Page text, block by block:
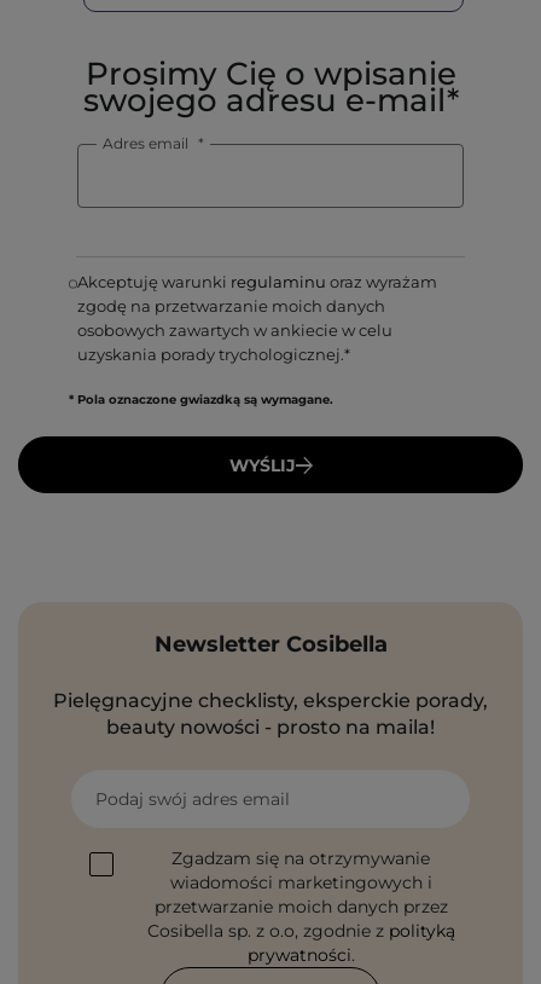
Prosimy Cię o wpisanie
swojego adresu e-mail*
Adres email
Akceptuję warunki regulaminuoraz wyrażam
zgodę na przetwarzanie moich danych
osobowych zawartych w ankiecie w celu
uzyskania porady trychologicznej.*
* Pola oznaczone gwiazdką są wymagane.
WYŚLIJ
Newsletter Cosibella
Pielęgnacyjne checklisty, eksperckie porady,
beauty nowości - prosto na maila!
Podaj swój adres email
Zgadzam się na otrzymywanie
wiadomości marketingowych i
przetwarzanie moich danych przez
Cosibella sp. z o.o, zgodnie z polityką
prywatności.